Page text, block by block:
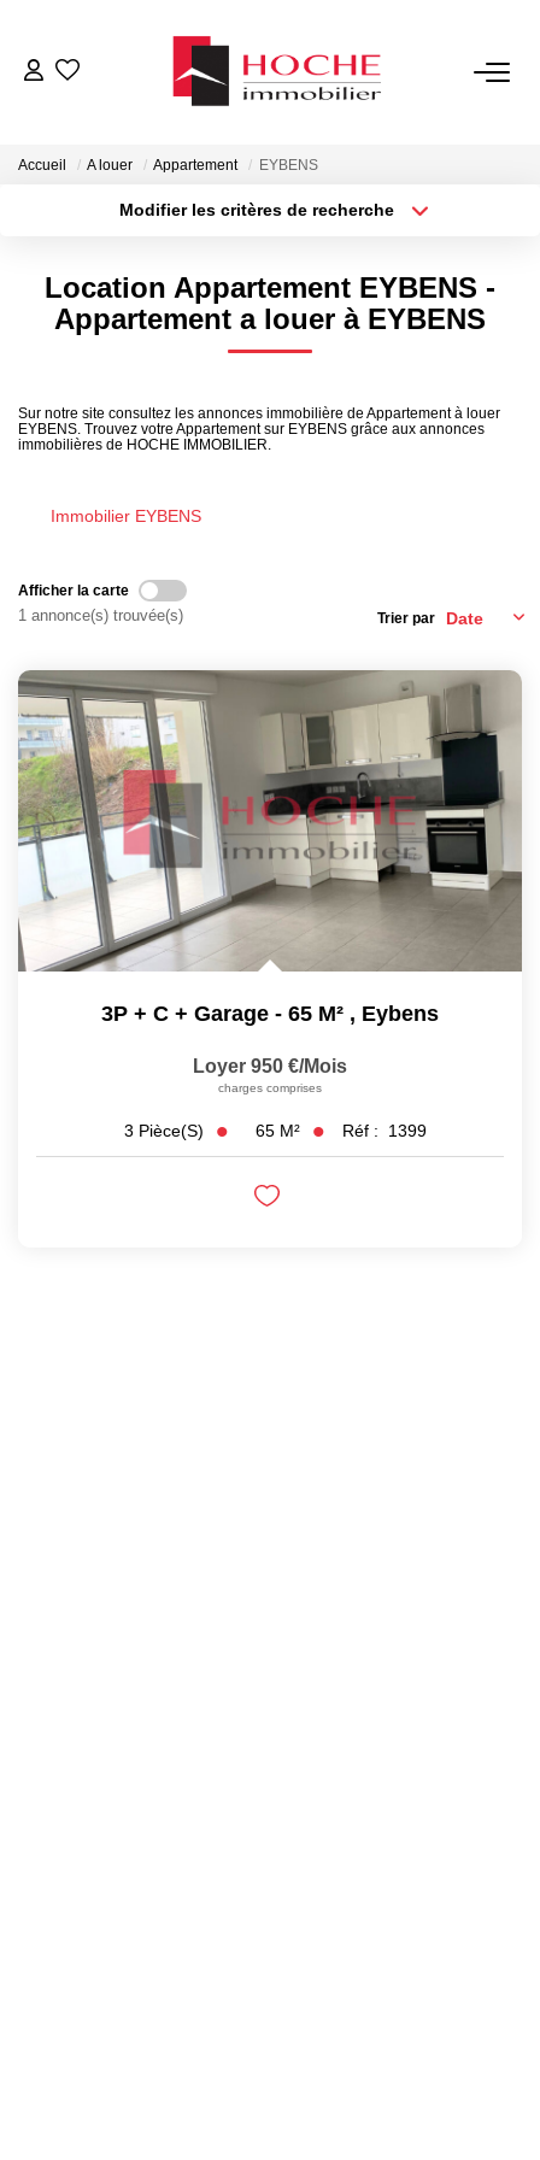
ESTIMATION
Accueil A louer Appartement EYBENS
Modifier les critères de recherche
Type de bien
Budget max Plus de critères
Location Appartement EYBENS -
Appartement a louer à EYBENS
Sur notre site consultez les annonces immobilière de Appartement à louer
EYBENS. Trouvez votre Appartement sur EYBENS grâce aux annonces
immobilières de HOCHE IMMOBILIER.
Immobilier EYBENS
Afficher la carte
1 annonce(s) trouvée(s) Trier par
3P + C + Garage - 65 M² , Eybens
Loyer 950 €/mois
charges comprises
3 Pièce(s) 65 M² Réf : 1399